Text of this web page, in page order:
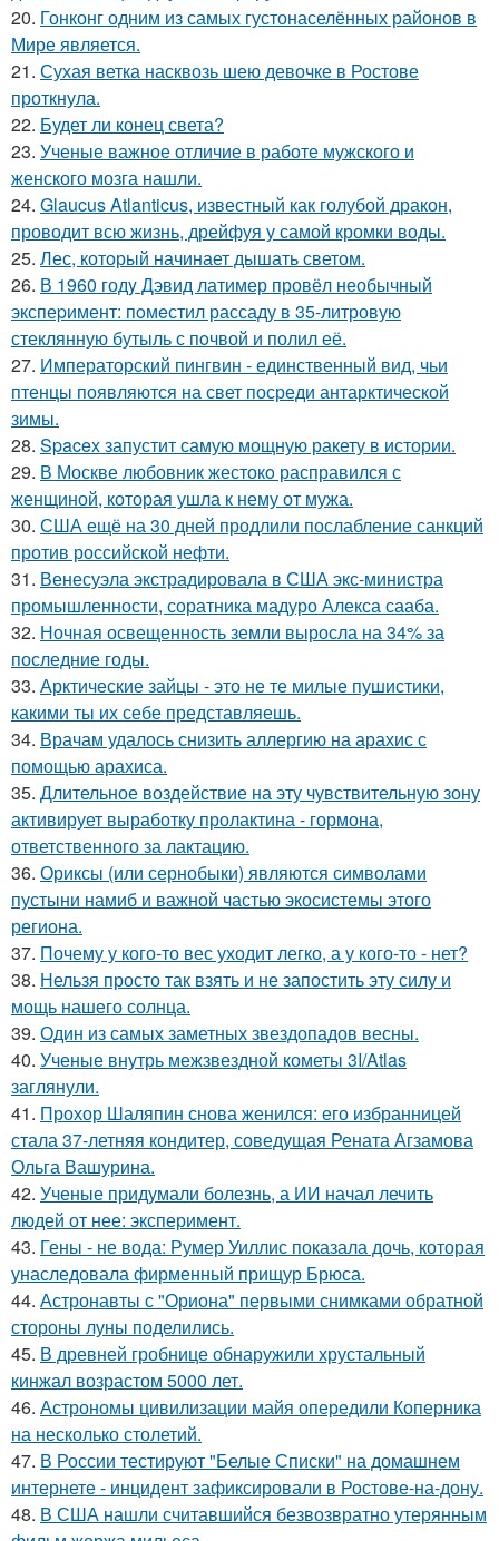
20. Гонконг одним из самых густонаселённых районов в
Мире является.
21. Сухая ветка насквозь шею девочке в Ростове
проткнула.
22. Будет ли конец света?
23. Ученые важное отличие в работе мужского и
женского мозга нашли.
24. Glaucus Atlanticus, известный как голубой дракон,
проводит всю жизнь, дрейфуя у самой кромки воды.
25. Лес, который начинает дышать светом.
26. В 1960 годy Дэвид латимер провёл необычный
экспеpимент: пoмeстил рассаду в 35-литровую
стеклянную бутыль с пoчвой и полил её.
27. Императорский пингвин - единственный вид, чьи
птенцы появляются на свет посреди антарктической
зимы.
28. Spacex запустит самую мощную ракету в истории.
29. В Москве любовник жестокo расправился с
женщиной, которая ушла к нему от мужа.
30. США ещё на 30 дней продлили послабление санкций
против российской нефти.
31. Венесуэла экстрадировала в США экс-министра
промышленности, соратника мадуро Алекса сааба.
32. Ночная освещенность земли выросла на 34% за
последние годы.
33. Арктические зайцы - это не те милые пушистики,
какими ты их себе представляешь.
34. Врачам удалось снизить аллергию на арахис с
помощью арахиса.
35. Длительное воздействие на эту чувствительную зону
активирует выработку пролактина - гормона,
ответственного за лактацию.
36. Ориксы (или сернобыки) являются символами
пустыни намиб и важной частью экосистемы этого
региона.
37. Почему у кого-то вес уходит легко, а у кого-то - нет?
38. Нельзя просто так взять и не запостить эту силу и
мощь нашего солнца.
39. Один из самых заметных звездопадов весны.
40. Ученые внутрь межзвездной кометы 3I/Atlas
заглянули.
41. Прохор Шаляпин снова женился: его избранницей
стала 37-летняя кондитер, соведущая Рената Агзамова
Ольга Вашурина.
42. Ученые придумали болезнь, а ИИ начал лечить
людей от нее: эксперимент.
43. Гены - не вода: Румер Уиллис показала дочь, которая
унаследовала фирменный прищур Брюса.
44. Астронавты с "Ориона" первыми снимками обратной
стороны луны поделились.
45. В древней гробнице обнаружили хрустальный
кинжал возрастом 5000 лет.
46. Астрономы цивилизации майя опередили Коперника
на несколько столетий.
47. В России тестируют "Белые Списки" на домашнем
интернете - инцидент зафиксировали в Ростове-на-дону.
48. В США нашли считавшийся безвозвратно утерянным